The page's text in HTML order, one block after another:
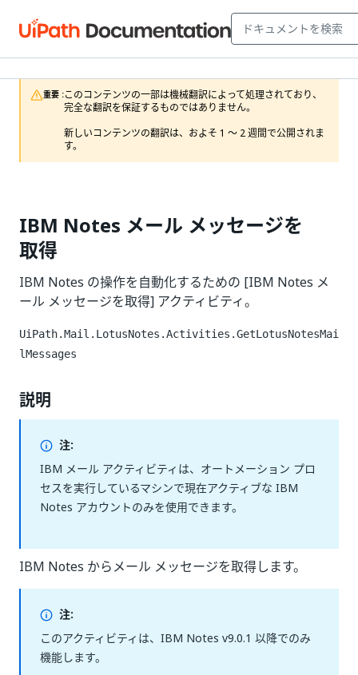
重要 :このコンテンツの一部は機械翻訳によって処理されており、
完全な翻訳を保証するものではありません。
新しいコンテンツの翻訳は、およそ 1 ～ 2 週間で公開されま
す。
IBM Notes メール メッセージを
取得
IBM Notes の操作を自動化するための [IBM Notes メ
ール メッセージを取得] アクティビティ。
UiPath.Mail.LotusNotes.Activities.GetLotusNotesMai
lMessages
説明
注:
IBM メール アクティビティは、オートメーション プロ
セスを実行しているマシンで現在アクティブな IBM
Notes アカウントのみを使用できます。
IBM Notes からメール メッセージを取得します。
注:
このアクティビティは、IBM Notes v9.0.1 以降でのみ
機能します。